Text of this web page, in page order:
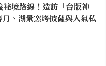
境路線！造訪「台版神
、湖景窯烤披薩與人氣私